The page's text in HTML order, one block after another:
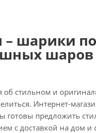
шарики
шаров
стильном и
Интернет-
предложить
с доставкой на